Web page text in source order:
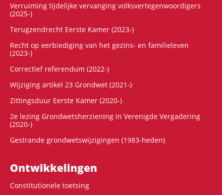
Verruiming tijdelijke vervanging volksvertegenwoordigers
(2025-)
Terugzendrecht Eerste Kamer (2023-)
Recht op eerbiediging van het gezins- en familieleven
(2023-)
Correctief referendum (2022-)
Wijziging artikel 23 Grondwet (2021-)
Zittingsduur Eerste Kamer (2020-)
2e lezing Grondwetsherziening in Verenigde Vergadering
(2020-)
Gestrande grondwetswijzigingen (1983-heden)
Ontwikke­lingen
Constitutionele toetsing